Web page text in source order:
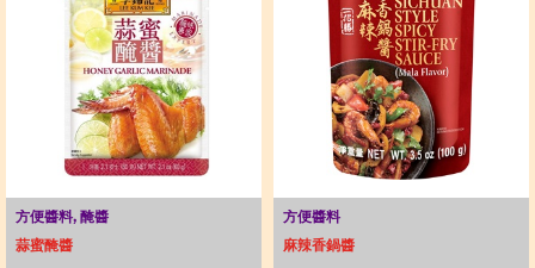
方便醬料, 醃醬
蒜蜜醃醬
方便醬料
麻辣香鍋醬